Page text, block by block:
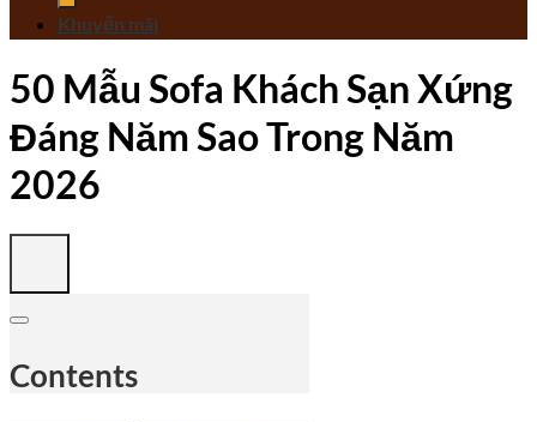
Khuyến mãi
50 Mẫu Sofa Khách Sạn Xứng
Đáng Năm Sao Trong Năm
2026
Contents